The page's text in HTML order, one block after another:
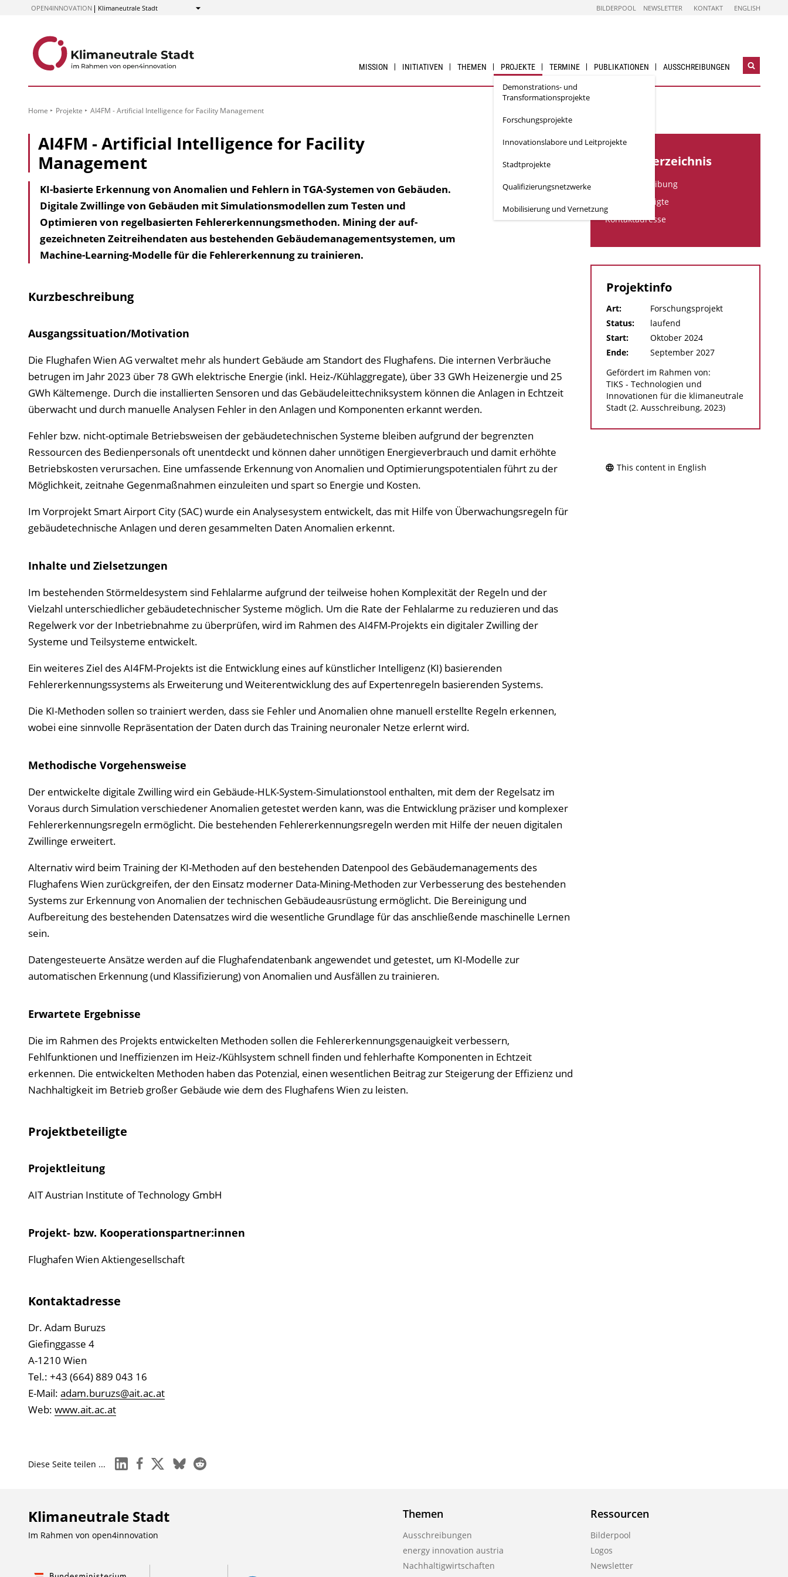
OPEN4INNOVATION Klimaneutrale Stadt
Anzeigen
BILDERPOOL NEWSLETTER KONTAKT ENGLISH
MISSION INITIATIVEN THEMEN PROJEKTE
Demonstrations- und
Transformationsprojekte
Forschungsprojekte
Innovationslabore und Leitprojekte
Stadtprojekte
Qualifizierungsnetzwerke
Mobilisierung und Vernetzung
TERMINE PUBLIKATIONEN AUSSCHREIBUNGEN
Home Projekte AI4FM - Artificial Intelligence for Facility Management
AI4FM - Artificial Intelligence for Facility
Management
KI-basierte Erkennung von Anomalien und Fehlern in TGA-Systemen von Gebäuden.
Digitale Zwillinge von Gebäuden mit Simulationsmodellen zum Testen und
Optimieren von regelbasierten Fehlererkennungs­methoden. Mining der auf­
gezeichneten Zeitreihendaten aus bestehenden Gebäudemanagement­systemen, um
Machine-Learning-Modelle für die Fehlererkennung zu trainieren.
Kurzbeschreibung
Ausgangssituation/Motivation
Die Flughafen Wien AG verwaltet mehr als hundert Gebäude am Standort des Flughafens. Die internen Verbräuche
betrugen im Jahr 2023 über 78 GWh elektrische Energie (inkl. Heiz-/Kühlaggregate), über 33 GWh Heizenergie und 25
GWh Kältemenge. Durch die installierten Sensoren und das Gebäudeleittechniksystem können die Anlagen in Echtzeit
überwacht und durch manuelle Analysen Fehler in den Anlagen und Komponenten erkannt werden.
Fehler bzw. nicht-optimale Betriebsweisen der gebäudetechnischen Systeme bleiben aufgrund der begrenzten
Ressourcen des Bedienpersonals oft unentdeckt und können daher unnötigen Energieverbrauch und damit erhöhte
Betriebskosten verursachen. Eine umfassende Erkennung von Anomalien und Optimierungspotentialen führt zu der
Möglichkeit, zeitnahe Gegenmaßnahmen einzuleiten und spart so Energie und Kosten.
Im Vorprojekt Smart Airport City (SAC) wurde ein Analysesystem entwickelt, das mit Hilfe von Überwachungsregeln für
gebäudetechnische Anlagen und deren gesammelten Daten Anomalien erkennt.
Inhalte und Zielsetzungen
Im bestehenden Störmeldesystem sind Fehlalarme aufgrund der teilweise hohen Komplexität der Regeln und der
Vielzahl unterschiedlicher gebäudetechnischer Systeme möglich. Um die Rate der Fehlalarme zu reduzieren und das
Regelwerk vor der Inbetriebnahme zu überprüfen, wird im Rahmen des AI4FM-Projekts ein digitaler Zwilling der
Systeme und Teilsysteme entwickelt.
Ein weiteres Ziel des AI4FM-Projekts ist die Entwicklung eines auf künstlicher Intelligenz (KI) basierenden
Fehlererkennungssystems als Erweiterung und Weiterentwicklung des auf Expertenregeln basierenden Systems.
Die KI-Methoden sollen so trainiert werden, dass sie Fehler und Anomalien ohne manuell erstellte Regeln erkennen,
wobei eine sinnvolle Repräsentation der Daten durch das Training neuronaler Netze erlernt wird.
Methodische Vorgehensweise
Der entwickelte digitale Zwilling wird ein Gebäude-HLK-System-Simulationstool enthalten, mit dem der Regelsatz im
Voraus durch Simulation verschiedener Anomalien getestet werden kann, was die Entwicklung präziser und komplexer
Fehlererkennungsregeln ermöglicht. Die bestehenden Fehlererkennungsregeln werden mit Hilfe der neuen digitalen
Zwillinge erweitert.
Alternativ wird beim Training der KI-Methoden auf den bestehenden Datenpool des Gebäudemanagements des
Flughafens Wien zurückgreifen, der den Einsatz moderner Data-Mining-Methoden zur Verbesserung des bestehenden
Systems zur Erkennung von Anomalien der technischen Gebäudeausrüstung ermöglicht. Die Bereinigung und
Aufbereitung des bestehenden Datensatzes wird die wesentliche Grundlage für das anschließende maschinelle Lernen
sein.
Datengesteuerte Ansätze werden auf die Flughafendatenbank angewendet und getestet, um KI-Modelle zur
automatischen Erkennung (und Klassifizierung) von Anomalien und Ausfällen zu trainieren.
Erwartete Ergebnisse
Die im Rahmen des Projekts entwickelten Methoden sollen die Fehlererkennungsgenauigkeit verbessern,
Fehlfunktionen und Ineffizienzen im Heiz-/Kühlsystem schnell finden und fehlerhafte Komponenten in Echtzeit
erkennen. Die entwickelten Methoden haben das Potenzial, einen wesentlichen Beitrag zur Steigerung der Effizienz und
Nachhaltigkeit im Betrieb großer Gebäude wie dem des Flughafens Wien zu leisten.
Projektbeteiligte
Projektleitung
AIT Austrian Institute of Technology GmbH
Projekt- bzw. Kooperationspartner:innen
Flughafen Wien Aktiengesellschaft
Kontaktadresse
Dr. Adam Buruzs
Giefinggasse 4
A-1210 Wien
Tel.: +43 (664) 889 043 16
E-Mail: adam.buruzs@ait.ac.at
Web: www.ait.ac.at
Inhaltsverzeichnis
Kurzbeschreibung
Projektbeteiligte
Kontaktadresse
Projektinfo
Art:
Forschungsprojekt
Status:
laufend
Start:
Oktober 2024
Ende:
September 2027
Gefördert im Rahmen von:
TIKS - Technologien und
Innovationen für die klimaneutrale
Stadt (2. Ausschreibung, 2023)
This content in English
Diese Seite teilen ... linkedinfacebook
x blueskyreddit
Klimaneutrale Stadt
Im Rahmen von open4innovation
Themen
Ausschreibungen
energy innovation austria
Nachhaltigwirtschaften
Ressourcen
Bilderpool
Logos
Newsletter